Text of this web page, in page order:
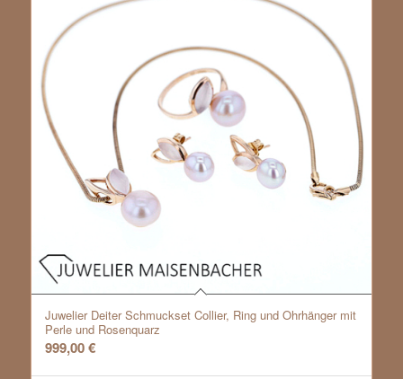
Juwelier Deiter Schmuckset Collier, Ring und Ohrhänger mit
Perle und Rosenquarz
999,00€